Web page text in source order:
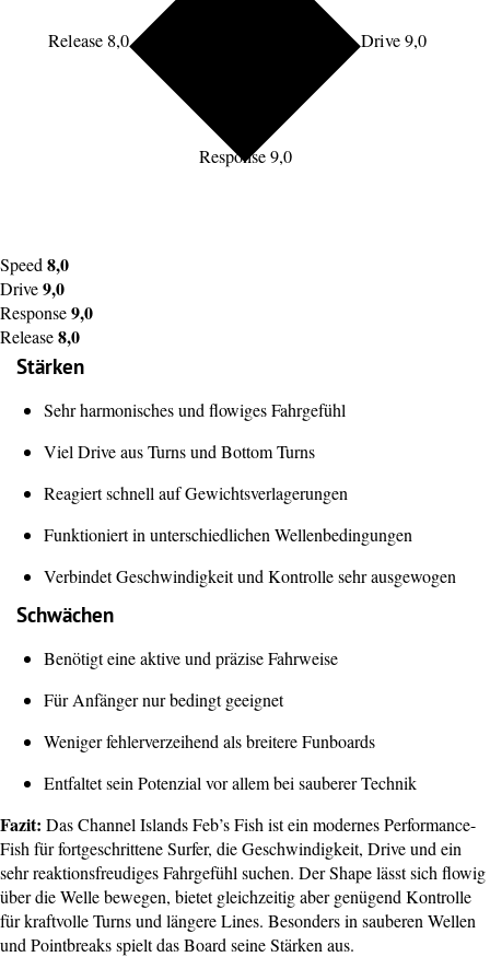
Drive 9,0
Response 9,0
Release 8,0
Speed 8,0
Drive9,0
Response9,0
Release8,0
Stärken
Sehr harmonisches und flowiges Fahrgefühl
Viel Drive aus Turns und Bottom Turns
Reagiert schnell auf Gewichtsverlagerungen
Funktioniert in unterschiedlichen Wellenbedingungen
Verbindet Geschwindigkeit und Kontrolle sehr ausgewogen
Schwächen
Benötigt eine aktive und präzise Fahrweise
Für Anfänger nur bedingt geeignet
Weniger fehlerverzeihend als breitere Funboards
Entfaltet sein Potenzial vor allem bei sauberer Technik
Fazit: Das Channel Islands Feb’s Fish ist ein modernes Performance-
Fish für fortgeschrittene Surfer, die Geschwindigkeit, Drive und ein
sehr reaktionsfreudiges Fahrgefühl suchen. Der Shape lässt sich flowig
über die Welle bewegen, bietet gleichzeitig aber genügend Kontrolle
für kraftvolle Turns und längere Lines. Besonders in sauberen Wellen
und Pointbreaks spielt das Board seine Stärken aus.